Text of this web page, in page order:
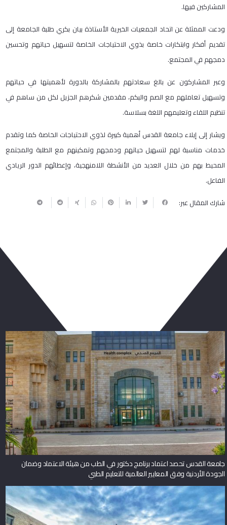
المشاركين فيها.
ودعت الممثلة عن اتحاد الجمعيات الخيرية الأستاذة بيان بكري طلبة الجامعة إلى
تقديم أفكار وابتكارات خاصة بذوي الاحتياجات الخاصة لتسهيل حياتهم وتحسين
دمجهم في المجتمع.
وعبر المشاركون عن بالغ سعادتهم بالمشاركة بالدورة لأهميتها في حياتهم
وتسهيل تعاملهم مع الصم والبكم، مقدمين شكرهم الجزيل لكل من ساهم في
تنظيم اللقاء وتعليمهم اللغة بسلاسة.
ويشار إلى إيلاء جامعة القدس أهمية كبيرة لذوي الاحتياجات الخاصة كما وتقدم
خدمات مناسبة لهم لتسهيل حياتهم ودمجهم وتمكينهم مع الطلبة والمجتمع
المحيط بهم من خلال العديد من الأنشطة اللامنهجية، وإعطائهم الدور الريادي
الفاعل.
شارك المقال عبر:
جامعة القدس تحصد اعتماد برنامج دكتور في الطب من هيئة الاعتماد وضمان
الجودة الأردنية وفق المعايير العالمية للتعليم الطبي